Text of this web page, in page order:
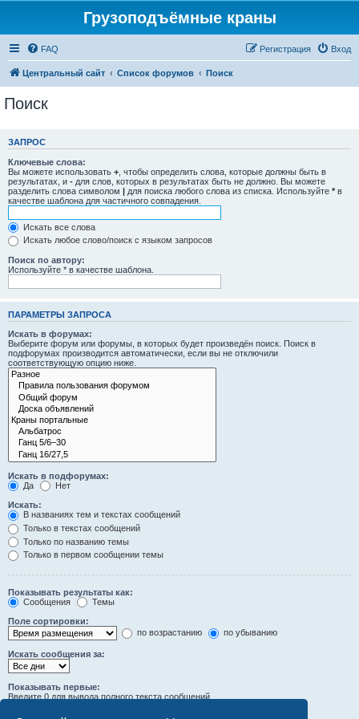
Грузоподъёмные краны
FAQ Вход
Регистрация
Центральный сайт Список форумов Поиск
Поиск
ЗАПРОС
Ключевые слова:
Вы можете использовать + , чтобы определить слова, которые должны быть в
результатах, и - для слов, которых в результатах быть не должно. Вы можете
разделить слова символом | для поиска любого слова из списка. Используйте * в
качестве шаблона для частичного совпадения.
Искать все слова
Искать любое слово/поиск с языком запросов
Поиск по автору:
Используйте * в качестве шаблона.
ПАРАМЕТРЫ ЗАПРОСА
Искать в форумах:
Выберите форум или форумы, в которых будет произведён поиск. Поиск в
подфорумах производится автоматически, если вы не отключили
соответствующую опцию ниже.
Искать в подфорумах:
Да
Нет
Искать:
В названиях тем и текстах сообщений
Только в текстах сообщений
Только по названию темы
Только в первом сообщении темы
Показывать результаты как:
Сообщения
Темы
Поле сортировки:
по возрастанию
по убыванию
Искать сообщения за:
Показывать первые:
Введите 0 для вывода полного текста сообщений.